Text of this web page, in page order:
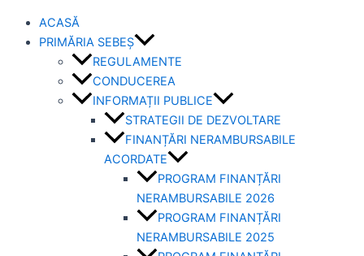
ACASĂ
PRIMĂRIA SEBEȘ
REGULAMENTE
CONDUCEREA
INFORMAȚII PUBLICE
STRATEGII DE DEZVOLTARE
FINANȚĂRI NERAMBURSABILE
ACORDATE
PROGRAM FINANȚĂRI
NERAMBURSABILE 2026
PROGRAM FINANȚĂRI
NERAMBURSABILE 2025